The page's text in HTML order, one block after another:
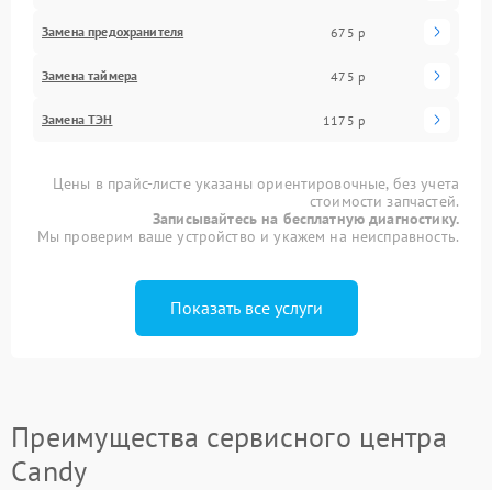
Замена предохранителя 675 р
Замена таймера 475 р
Замена ТЭН 1175 р
Цены в прайс-листе указаны ориентировочные, без учета
стоимости запчастей.
Записывайтесь на бесплатную диагностику.
Мы проверим ваше устройство и укажем на неисправность.
Показать все услуги
Преимущества сервисного центра
Candy